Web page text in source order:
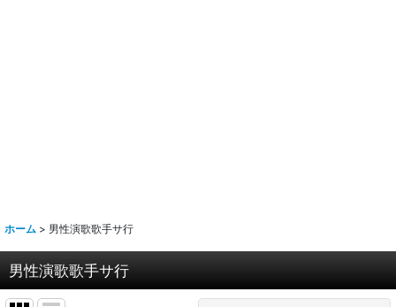
ホーム > 男性演歌歌手サ行
男性演歌歌手サ行